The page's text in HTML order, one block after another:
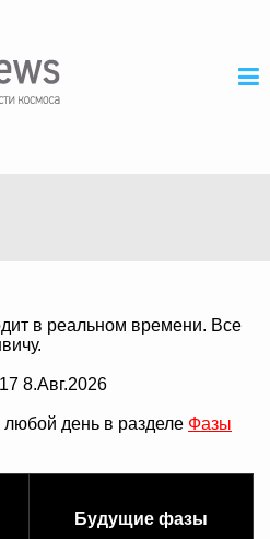
в реальном времени. Все
8.Авг.2026
день в разделе Фазы
Будущие фазы